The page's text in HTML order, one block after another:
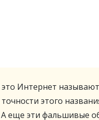
Интернет
этого
А еще эти фальшивые